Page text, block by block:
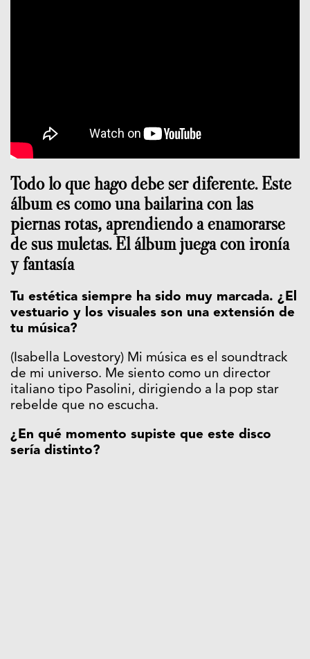
Todo lo que hago debe ser diferente. Este
álbum es como una bailarina con las
piernas rotas, aprendiendo a enamorarse
de sus muletas. El álbum juega con ironía
y fantasía
Tu estética siempre ha sido muy marcada. ¿El
vestuario y los visuales son una extensión de
tu música?
(Isabella Lovestory) Mi música es el soundtrack
de mi universo. Me siento como un director
italiano tipo Pasolini, dirigiendo a la pop star
rebelde que no escucha.
¿En qué momento supiste que este disco
sería distinto?